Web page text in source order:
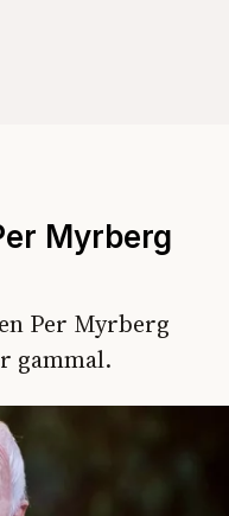
Myrberg
Per Myrberg
gammal.